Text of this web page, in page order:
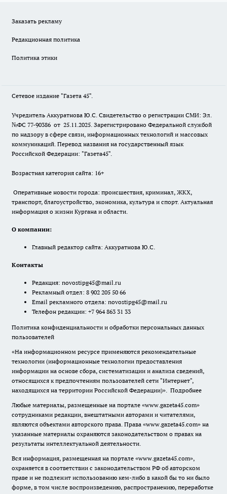
Заказать рекламу
Редакционная политика
Политика этики
Сетевое издание "Газета 45".
Учредитель Аккуратнова Ю.С. Свидетельство о регистрации СМИ: Эл.
№ФС 77-90386 от 25.11.2025. Зарегистрировано Федеральной службой
по надзору в сфере связи, информационных технологий и массовых
коммуникаций. Перевод названия на государственный язык
Российской Федерации: "Газета45".
Возрастная категория сайта: 16+
Оперативные новости города: происшествия, криминал, ЖКХ,
транспорт, благоустройство, экономика, культура и спорт. Актуальная
информация о жизни Кургана и области.
О компании:
Главный редактор сайта: Аккуратнова Ю.С.
Контакты
Редакция: novostipg45@mail.ru
Рекламный отдел: 8 902 205 50 66
Email рекламного отдела: novostipg45@mail.ru
Телефон редакции: +7 964 863 31 33
Политика конфиденциальности и обработки персональных данных
пользователей
«На информационном ресурсе применяются рекомендательные
технологии (информационные технологии предоставления
информации на основе сбора, систематизации и анализа сведений,
относящихся к предпочтениям пользователей сети "Интернет",
находящихся на территории Российской Федерации)». Подробнее
Любые материалы, размещенные на портале «www.gazeta45.com»
сотрудниками редакции, внештатными авторами и читателями,
являются объектами авторского права. Права «www.gazeta45.com» на
указанные материалы охраняются законодательством о правах на
результаты интеллектуальной деятельности.
Вся информация, размещенная на портале «www.gazeta45.com»,
охраняется в соответствии с законодательством РФ об авторском
праве и не подлежит использованию кем-либо в какой бы то ни было
форме, в том числе воспроизведению, распространению, переработке